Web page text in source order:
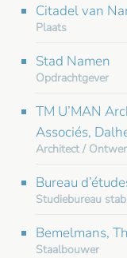
Citadel van
Plaats
Stad Namen
Opdrachtgever
TM U’MAN
Associés,
Architect /
Bureau
Studiebureau
Bemelmans,
Staalbouwer